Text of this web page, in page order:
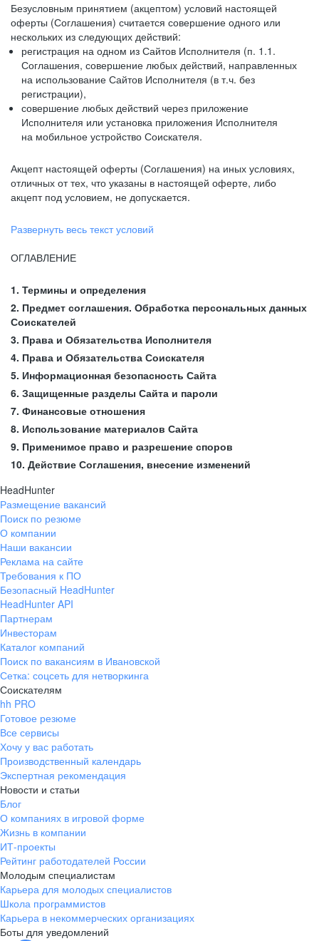
Безусловным принятием (акцептом) условий настоящей
оферты (Соглашения) считается совершение одного или
нескольких из следующих действий:
регистрация на одном из Сайтов Исполнителя (п. 1.1.
Соглашения, совершение любых действий, направленных
на использование Сайтов Исполнителя (в т.ч. без
регистрации),
совершение любых действий через приложение
Исполнителя или установка приложения Исполнителя
на мобильное устройство Соискателя.
Акцепт настоящей оферты (Соглашения) на иных условиях,
отличных от тех, что указаны в настоящей оферте, либо
акцепт под условием, не допускается.
Развернуть весь текст условий
ОГЛАВЛЕНИЕ
1. Термины и определения
2. Предмет соглашения. Обработка персональных данных
Соискателей
3. Права и Обязательства Исполнителя
4. Права и Обязательства Соискателя
5. Информационная безопасность Сайта
6. Защищенные разделы Сайта и пароли
7. Финансовые отношения
8. Использование материалов Сайта
9. Применимое право и разрешение споров
10. Действие Соглашения, внесение изменений
HeadHunter
Размещение вакансий
Поиск по резюме
О компании
Наши вакансии
Реклама на сайте
Требования к ПО
Безопасный HeadHunter
HeadHunter API
Партнерам
Инвесторам
Каталог компаний
Поиск по вакансиям в Ивановской
Сетка: соцсеть для нетворкинга
Соискателям
hh PRO
Готовое резюме
Все сервисы
Хочу у вас работать
Производственный календарь
Экспертная рекомендация
Новости и статьи
Блог
О компаниях в игровой форме
Жизнь в компании
ИТ-проекты
Рейтинг работодателей России
Молодым специалистам
Карьера для молодых специалистов
Школа программистов
Карьера в некоммерческих организациях
Боты для уведомлений